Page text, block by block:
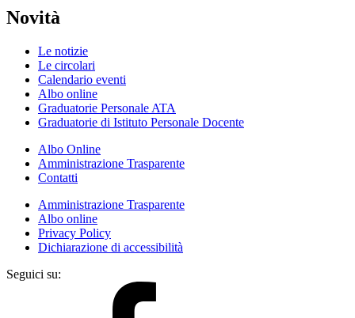
Novità
Le notizie
Le circolari
Calendario eventi
Albo online
Graduatorie Personale ATA
Graduatorie di Istituto Personale Docente
Albo Online
Amministrazione Trasparente
Contatti
Amministrazione Trasparente
Albo online
Privacy Policy
Dichiarazione di accessibilità
Seguici su: